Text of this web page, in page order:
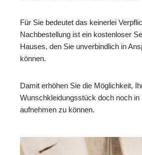
Für Sie bedeutet das keinerlei
Nachbestellung ist ein kostenloser
Hauses, den Sie unverbindlich in
können.
Damit erhöhen Sie die Möglichkeit,
Wunschkleidungsstück doch noch in
aufnehmen zu können.